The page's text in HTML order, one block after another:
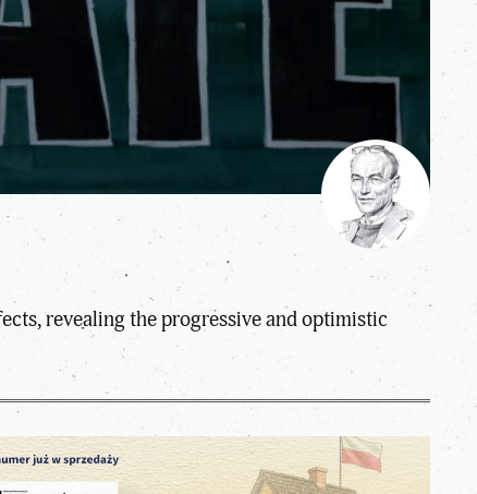
revealing the progressive and optimistic